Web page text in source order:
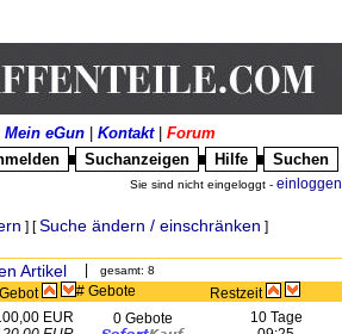
Mein eGun Kontakt| Forum
Suchanzeigen Hilfe Suchen
Sie sind nicht eingeloggt - einloggen
] [Suche ändern / einschränken ]
Artikel gesamt: 8
Gebot # Gebote Restzeit
EUR
0 Gebote
10 Tage